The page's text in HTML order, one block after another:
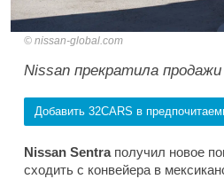
nissan-global.com
Nissan прекратила
Добавить 32CARS в
Nissan Sentraполучил новое
сходить с конвейера в